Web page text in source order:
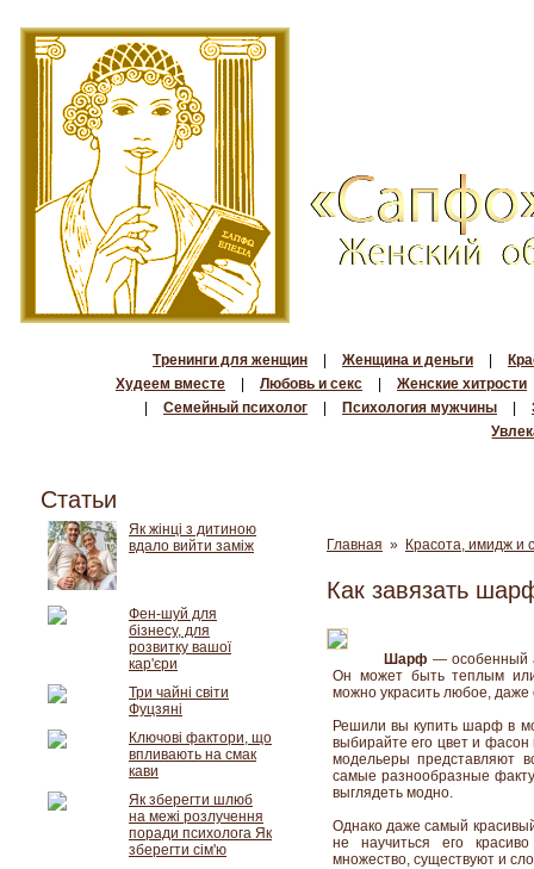
Тренинги для женщин Женщина и деньги
Худеем вместе
Любовь и секс
Женские хитрости
Семейный психолог Психология мужчины
Главная » Красота, имидж и
Как завязать
Шарф — особенный
Он может быть теплым
можно украсить любое, даже
Решили вы купить шарф в
выбирайте его цвет и
модельеры представляют
самые разнообразные
выглядеть модно.
Однако даже самый
не научиться его
множество, существуют и
Статьи
Як жінці з дитиною
вдало вийти заміж
Фен-шуй для
бізнесу, для
розвитку вашої
кар'єри
Три чайні світи
Фуцзяні
Ключові фактори, що
впливають на смак
кави
Як зберегти шлюб
на межі розлучення
поради психолога Як
зберегти сім'ю